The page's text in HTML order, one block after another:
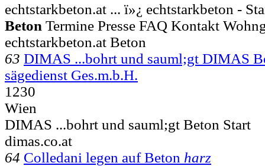
echtstarkbeton.at ... ï»¿ echtstarkbeton -
Beton Termine Presse FAQ Kontakt
echtstarkbeton.at Beton
63 DIMAS ...bohrt und sauml;gt DIMAS
sägedienst Ges.m.b.H.
1230
Wien
DIMAS ...bohrt und sauml;gt Beton Start
dimas.co.at
64 Colledani legen auf Beton harz